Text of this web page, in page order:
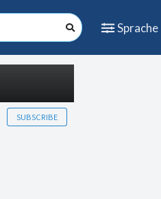
Sprache
SUBSCRIBE